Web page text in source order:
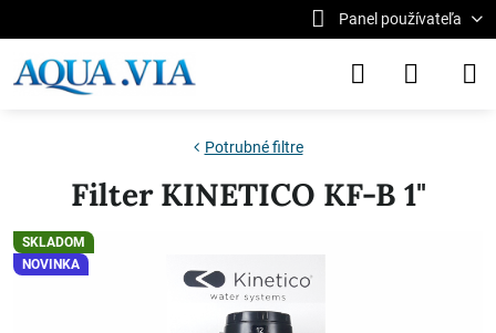
Panel používateľa
SKLADOM
NOVINKA
Potrubné filtre
Filter KINETICO KF-B 1"